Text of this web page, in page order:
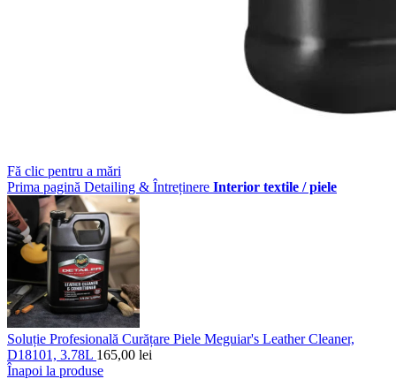
Fă clic pentru a mări
Prima pagină Detailing & Întreținere Interior textile / piele
Soluție Profesională Curățare Piele Meguiar's Leather Cleaner,
D18101, 3.78L 165,00 lei
Înapoi la produse